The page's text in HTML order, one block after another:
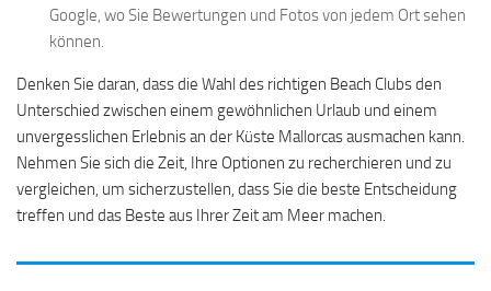
Google, wo Sie Bewertungen und Fotos von jedem Ort sehen
können.
Denken Sie daran, dass die Wahl des richtigen Beach Clubs den
Unterschied zwischen einem gewöhnlichen Urlaub und einem
unvergesslichen Erlebnis an der Küste Mallorcas ausmachen kann.
Nehmen Sie sich die Zeit, Ihre Optionen zu recherchieren und zu
vergleichen, um sicherzustellen, dass Sie die beste Entscheidung
treffen und das Beste aus Ihrer Zeit am Meer machen.